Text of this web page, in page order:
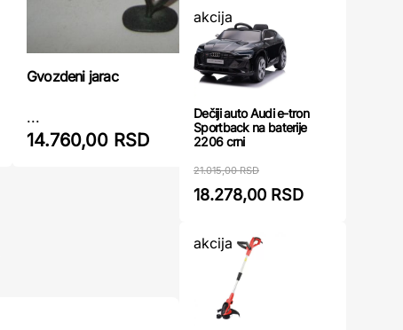
Gvozdeni jarac
...
14.760,00 RSD
akcija
Dečiji auto Audi e-tron
Sportback na baterije
2206 crni
21.015,00 RSD
18.278,00 RSD
akcija